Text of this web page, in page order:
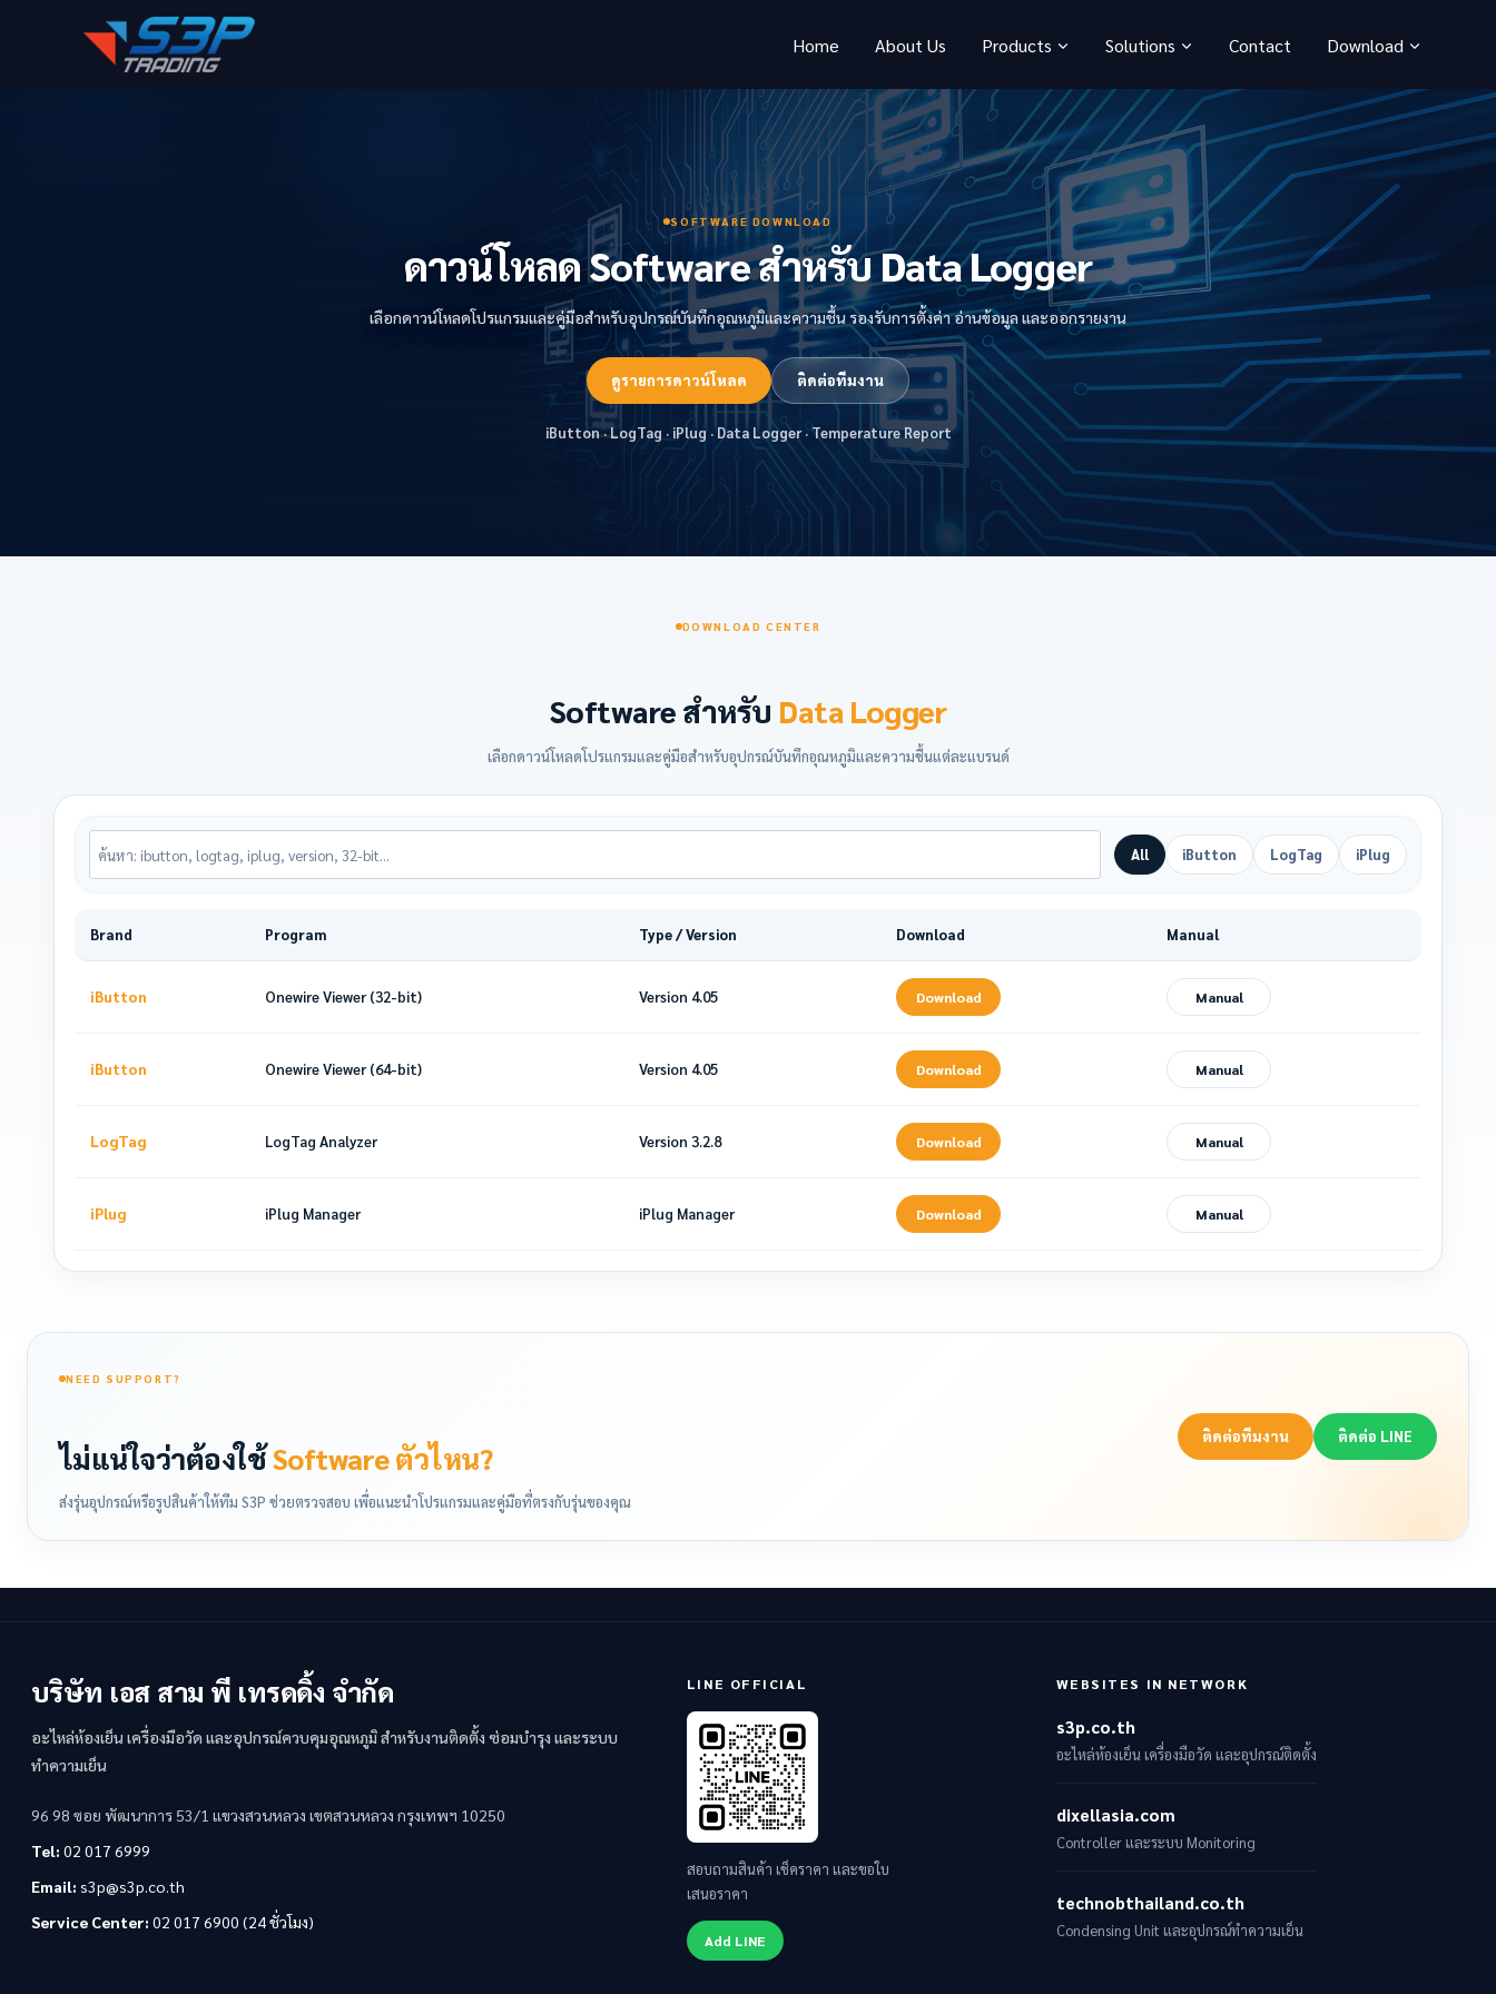
Home About Us Products Solutions Contact Download
SOFTWARE DOWNLOAD
ดาวน์โหลด Software สำหรับ Data Logger
เลือกดาวน์โหลดโปรแกรมและคู่มือสำหรับอุปกรณ์บันทึกอุณหภูมิและความชื้น รองรับการตั้งค่า อ่านข้อมูล และออกรายงาน
ดูรายการดาวน์โหลด ติดต่อทีมงาน
iButton · LogTag · iPlug · Data Logger · Temperature Report
DOWNLOAD CENTER
Software สำหรับ Data Logger
เลือกดาวน์โหลดโปรแกรมและคู่มือสำหรับอุปกรณ์บันทึกอุณหภูมิและความชื้นแต่ละแบรนด์
All iButton LogTag iPlug
Brand Program Type / Version Download Manual
iButton Onewire Viewer (32-bit) Version 4.05 Download Manual
iButton Onewire Viewer (64-bit) Version 4.05 Download Manual
LogTag LogTag Analyzer Version 3.2.8 Download Manual
iPlug iPlug Manager iPlug Manager Download Manual
NEED SUPPORT?
ไม่แน่ใจว่าต้องใช้Software ตัวไหน?
ส่งรุ่นอุปกรณ์หรือรูปสินค้าให้ทีม S3P ช่วยตรวจสอบ เพื่อแนะนำโปรแกรมและคู่มือที่ตรงกับรุ่นของคุณ
ติดต่อทีมงาน ติดต่อ LINE
บริษัท เอส สาม พี เทรดดิ้ง จำกัด
อะไหล่ห้องเย็น เครื่องมือวัด และอุปกรณ์ควบคุมอุณหภูมิ สำหรับงานติดตั้ง ซ่อมบำรุง และระบบ
ทำความเย็น
96 98 ซอย พัฒนาการ 53/1 แขวงสวนหลวง เขตสวนหลวง กรุงเทพฯ 10250
Tel: 02 017 6999
Email: s3p@s3p.co.th
Service Center: 02 017 6900 (24 ชั่วโมง)
LINE OFFICIAL
สอบถามสินค้า เช็คราคา และขอใบ
เสนอราคา
Add LINE
WEBSITES IN NETWORK
s3p.co.th
อะไหล่ห้องเย็น เครื่องมือวัด และอุปกรณ์ติดตั้ง
dixellasia.com
Controller และระบบ Monitoring
technobthailand.co.th
Condensing Unit และอุปกรณ์ทำความเย็น